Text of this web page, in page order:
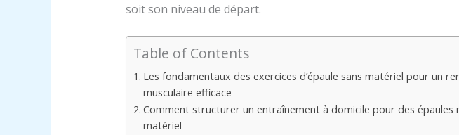
soit son niveau de départ.
Table of Contents
Les fondamentaux des exercices d’épaule sans matériel pour un
musculaire efficace
Comment structurer un entraînement à domicile pour des épaules
matériel